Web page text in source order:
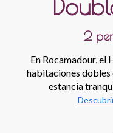
2
En Rocamadour,
habitaciones dobles
estancia